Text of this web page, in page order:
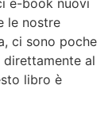
le nostre
ci sono poche
al
libro è